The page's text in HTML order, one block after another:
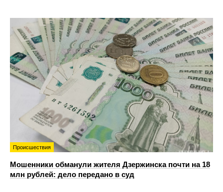
Происшествия
Мошенники обманули жителя Дзержинска почти на 18
млн рублей: дело передано в суд